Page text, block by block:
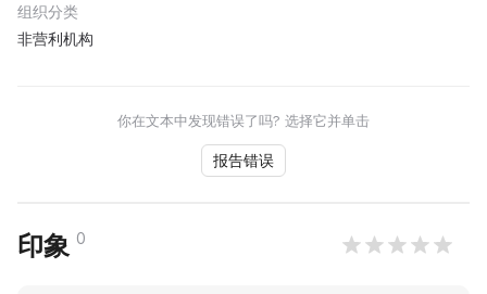
组织分类
非营利机构
你在文本中发现错误了吗? 选择它并单击
报告错误
印象 0